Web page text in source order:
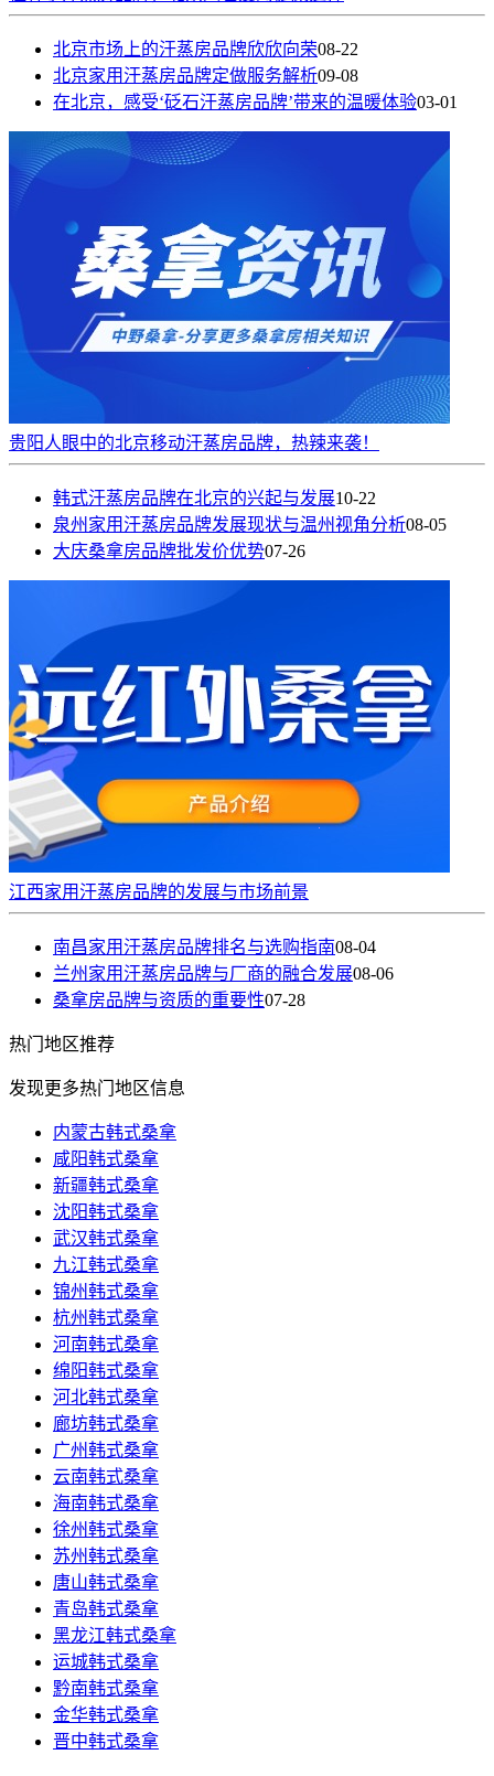
北京市场上的汗蒸房品牌欣欣向荣08-22
北京家用汗蒸房品牌定做服务解析09-08
在北京，感受‘砭石汗蒸房品牌’带来的温暖体验03-01
贵阳人眼中的北京移动汗蒸房品牌，热辣来袭！
韩式汗蒸房品牌在北京的兴起与发展10-22
泉州家用汗蒸房品牌发展现状与温州视角分析08-05
大庆桑拿房品牌批发价优势07-26
江西家用汗蒸房品牌的发展与市场前景
南昌家用汗蒸房品牌排名与选购指南08-04
兰州家用汗蒸房品牌与厂商的融合发展08-06
桑拿房品牌与资质的重要性07-28
热门 地区推荐
发现更多热门地区信息
内蒙古韩式桑拿
咸阳韩式桑拿
新疆韩式桑拿
沈阳韩式桑拿
武汉韩式桑拿
九江韩式桑拿
锦州韩式桑拿
杭州韩式桑拿
河南韩式桑拿
绵阳韩式桑拿
河北韩式桑拿
廊坊韩式桑拿
广州韩式桑拿
云南韩式桑拿
海南韩式桑拿
徐州韩式桑拿
苏州韩式桑拿
唐山韩式桑拿
青岛韩式桑拿
黑龙江韩式桑拿
运城韩式桑拿
黔南韩式桑拿
金华韩式桑拿
晋中韩式桑拿